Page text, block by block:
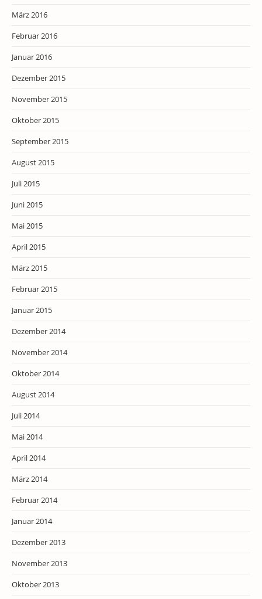
März 2016
Februar 2016
Januar 2016
Dezember 2015
November 2015
Oktober 2015
September 2015
August 2015
Juli 2015
Juni 2015
Mai 2015
April 2015
März 2015
Februar 2015
Januar 2015
Dezember 2014
November 2014
Oktober 2014
August 2014
Juli 2014
Mai 2014
April 2014
März 2014
Februar 2014
Januar 2014
Dezember 2013
November 2013
Oktober 2013